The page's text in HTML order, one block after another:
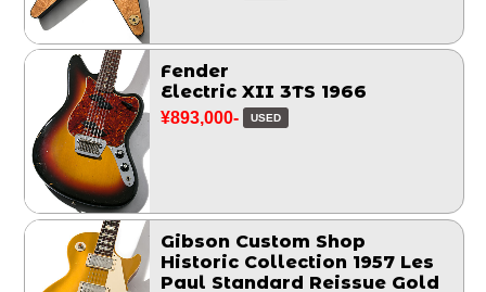
Fender
Electric XII 3TS 1966
¥893,000- USED
Gibson Custom Shop
Historic Collection 1957 Les
Paul Standard Reissue Gold